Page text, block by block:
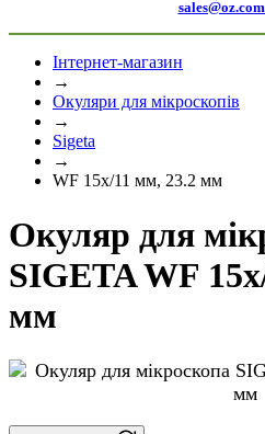
Інтернет-магазин
→
Окуляри для мікроскопів
→
Sigeta
→
WF 15x/11 мм, 23.2 мм
Окуляр для
SIGETA WF
мм